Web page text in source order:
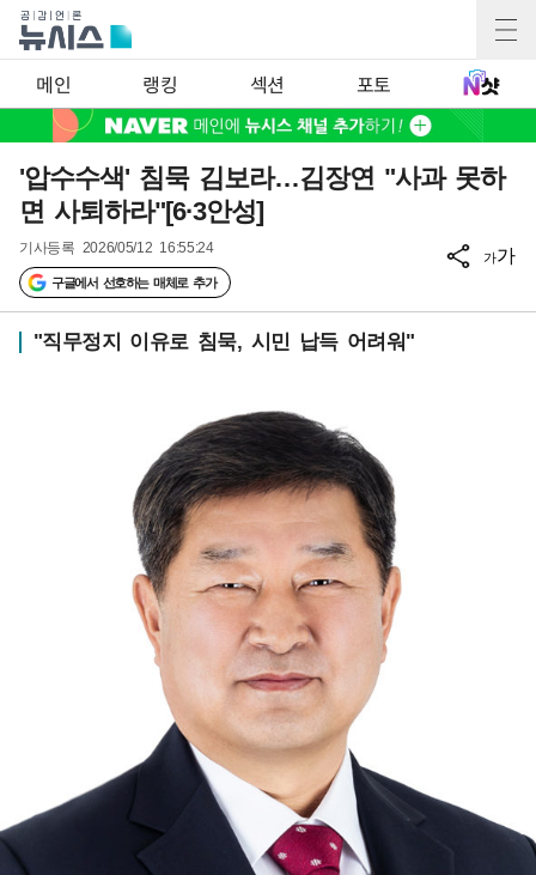
메인 랭킹 섹션 포토
'압수수색' 침묵 김보라…김장연 "사과 못하
면 사퇴하라"[6·3안성]
기사등록 2026/05/12 16:55:24
구글에서 선호하는 매체로 추가
가가
"직무정지 이유로 침묵, 시민 납득 어려워"